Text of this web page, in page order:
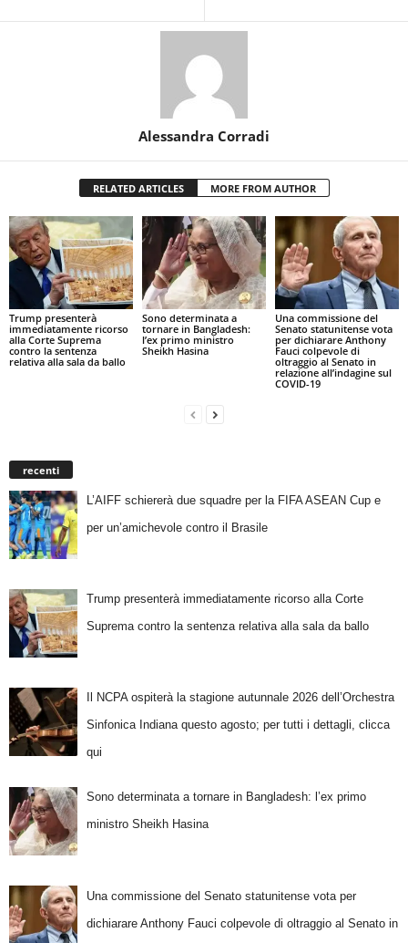
Alessandra Corradi
RELATED ARTICLES MORE FROM AUTHOR
Trump presenterà
immediatamente ricorso
alla Corte Suprema
contro la sentenza
relativa alla sala da ballo
Sono determinata a
tornare in Bangladesh:
l’ex primo ministro
Sheikh Hasina
Una commissione del
Senato statunitense vota
per dichiarare Anthony
Fauci colpevole di
oltraggio al Senato in
relazione all’indagine sul
COVID-19
recenti
L’AIFF schiererà due squadre per la FIFA ASEAN Cup e
per un’amichevole contro il Brasile
Trump presenterà immediatamente ricorso alla Corte
Suprema contro la sentenza relativa alla sala da ballo
Il NCPA ospiterà la stagione autunnale 2026 dell’Orchestra
Sinfonica Indiana questo agosto; per tutti i dettagli, clicca
qui
Sono determinata a tornare in Bangladesh: l’ex primo
ministro Sheikh Hasina
Una commissione del Senato statunitense vota per
dichiarare Anthony Fauci colpevole di oltraggio al Senato in